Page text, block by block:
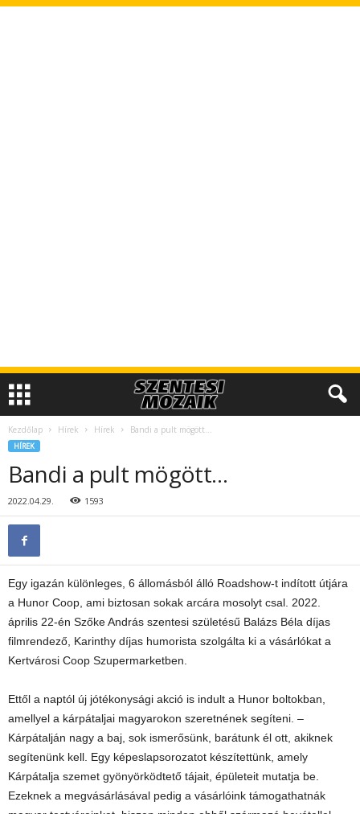
Kezdőlap Hírek Hírek Bandi a pult mögött…
HÍREK
Bandi a pult mögött…
2022.04.29. 1593
Egy igazán különleges, 6 állomásból álló Roadshow-t indított útjára
a Hunor Coop, ami biztosan sokak arcára mosolyt csal. 2022.
április 22-én Szőke András szentesi születésű Balázs Béla díjas
filmrendező, Karinthy díjas humorista szolgálta ki a vásárlókat a
Kertvárosi Coop Szupermarketben.
Ettől a naptól új jótékonysági akció is indult a Hunor boltokban,
amellyel a kárpátaljai magyarokon szeretnének segíteni. –
Kárpátalján nagy a baj, sok ismerősünk, barátunk él ott, akiknek
segítenünk kell. Egy képeslapsorozatot készítettünk, amely
Kárpátalja szemet gyönyörködtető tájait, épületeit mutatja be.
Ezeknek a megvásárlásával pedig a vásárlóink támogathatnák